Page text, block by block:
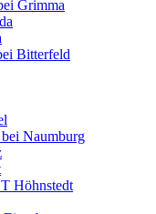
Grimma
Bitterfeld
Naumburg
Höhnstedt